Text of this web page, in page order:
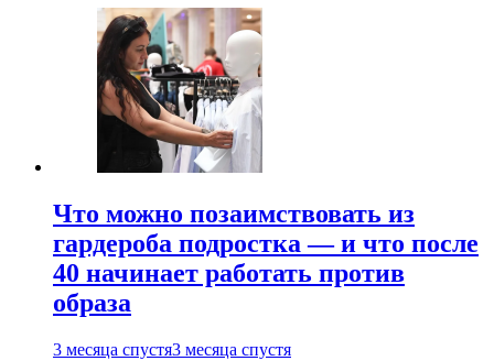
Что можно позаимствовать из
гардероба подростка — и что после
40 начинает работать против
образа
3 месяца спустя3 месяца спустя